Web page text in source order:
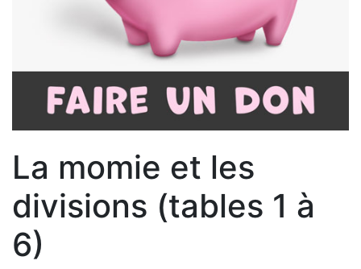
La momie et les
divisions (tables 1 à
6)